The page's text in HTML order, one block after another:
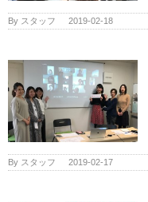
By スタッフ 2019-02-18
By スタッフ 2019-02-17